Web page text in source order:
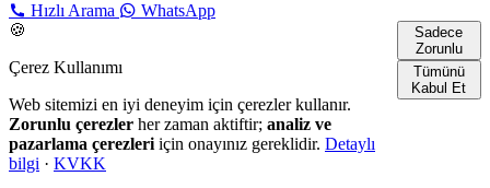
Hızlı Arama
WhatsApp
🍪
Çerez Kullanımı
Web sitemizi en iyi deneyim için çerezler kullanır.
Zorunlu çerezler her zaman aktiftir; analiz ve
pazarlama çerezleri için onayınız gereklidir. Detaylı
bilgi · KVKK
Sadece
Zorunlu
Tümünü
Kabul Et